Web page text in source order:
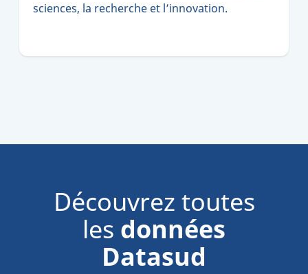
sciences, la recherche et l’innovation.
Découvrez toutes
les données
Datasud